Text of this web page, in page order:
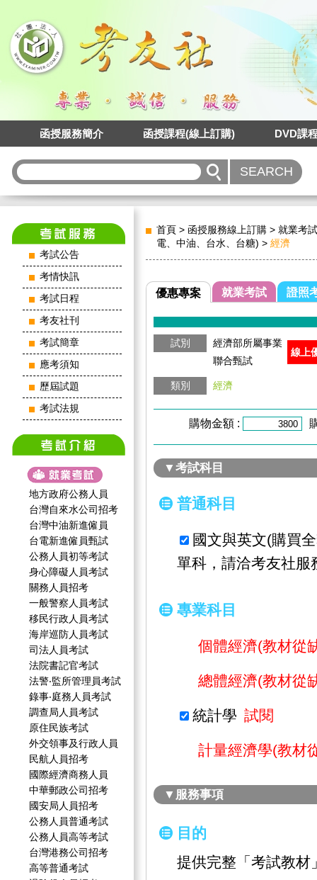
函授服務簡介 函授課程(線上訂購) DVD課
考試公告
考情快訊
考試日程
考友社刊
考試簡章
應考須知
歷屆試題
考試法規
地方政府公務人員
台灣自來水公司招考
台灣中油新進僱員
台電新進僱員甄試
公務人員初等考試
身心障礙人員考試
關務人員招考
一般警察人員考試
移民行政人員考試
海岸巡防人員考試
司法人員考試
法院書記官考試
法警‧監所管理員考試
錄事‧庭務人員考試
調查局人員考試
原住民族考試
外交領事及行政人員
民航人員招考
國際經濟商務人員
中華郵政公司招考
國安局人員招考
公務人員普通考試
公務人員高等考試
台灣港務公司招考
高等普通考試
首頁 > 函授服務線上訂購 > 就業考試
電、中油、台水、台糖) > 經濟
優惠專案 就業考試 證照
試別
經濟部所屬事業
聯合甄試
類別 經濟
線上
購物金額 :
▼考試科目
普通科目
國文與英文(購買
單科，請洽考友社服
專業科目
個體經濟(教材從
總體經濟(教材從
統計學 試閱
計量經濟學(教材
▼服務事項
目的
提供完整「考試教材